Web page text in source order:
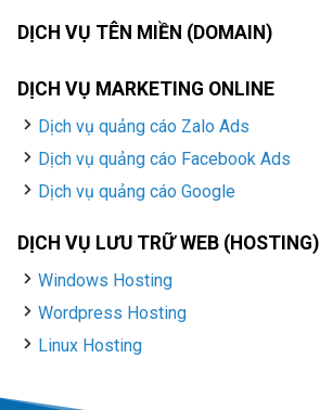
DỊCH VỤ TÊN MIỀN (DOMAIN)
DỊCH VỤ MARKETING ONLINE
Dịch vụ quảng cáo Zalo Ads
Dịch vụ quảng cáo Facebook Ads
Dịch vụ quảng cáo Google
DỊCH VỤ LƯU TRỮ WEB (HOSTING)
Windows Hosting
Wordpress Hosting
Linux Hosting